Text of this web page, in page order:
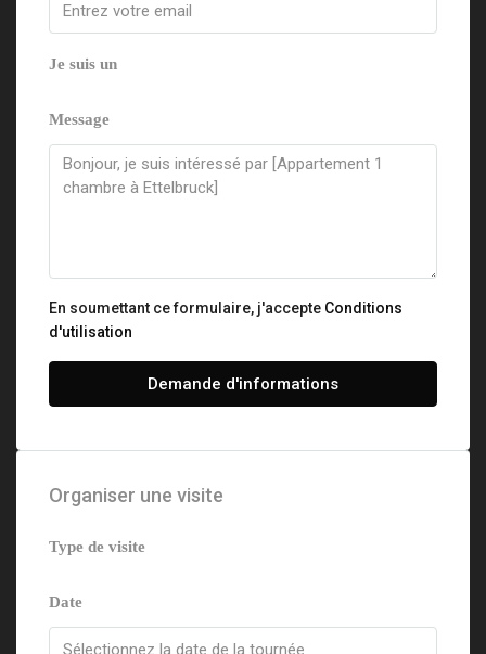
Je suis un
Message
En soumettant ce formulaire, j'accepte Conditions
d'utilisation
Demande d'informations
Organiser une visite
Type de visite
Date